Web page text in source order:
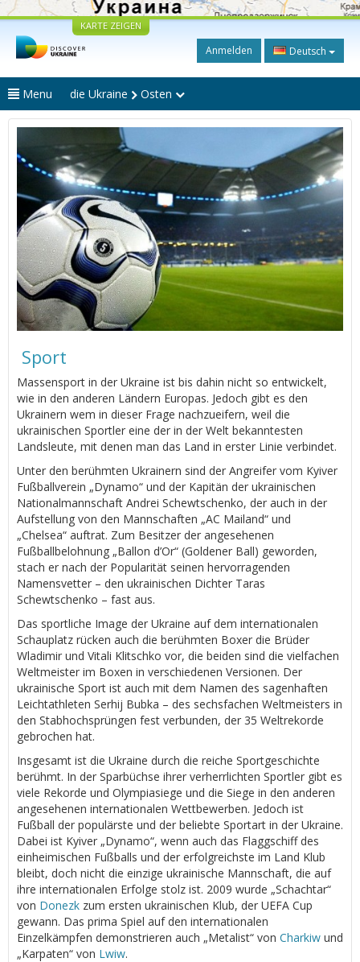
KARTE ZEIGEN
Anmelden Deutsch
Menu die Ukraine Osten
Sport
Massensport in der Ukraine ist bis dahin nicht so entwickelt,
wie in den anderen Ländern Europas. Jedoch gibt es den
Ukrainern wem in dieser Frage nachzueifern, weil die
ukrainischen Sportler eine der in der Welt bekanntesten
Landsleute, mit denen man das Land in erster Linie verbindet.
Unter den berühmten Ukrainern sind der Angreifer vom Kyiver
Fußballverein „Dynamo“ und der Kapitän der ukrainischen
Nationalmannschaft Andrei Schewtschenko, der auch in der
Aufstellung von den Mannschaften „AC Mailand“ und
„Chelsea“ auftrat. Zum Besitzer der angesehenen
Fußballbelohnung „Ballon d’Or“ (Goldener Ball) geworden,
stach er nach der Popularität seinen hervorragenden
Namensvetter – den ukrainischen Dichter Taras
Schewtschenko – fast aus.
Das sportliche Image der Ukraine auf dem internationalen
Schauplatz rücken auch die berühmten Boxer die Brüder
Wladimir und Vitali Klitschko vor, die beiden sind die vielfachen
Weltmeister im Boxen in verschiedenen Versionen. Der
ukrainische Sport ist auch mit dem Namen des sagenhaften
Leichtathleten Serhij Bubka – des sechsfachen Weltmeisters in
den Stabhochsprüngen fest verbunden, der 35 Weltrekorde
gebrochen hat.
Insgesamt ist die Ukraine durch die reiche Sportgeschichte
berühmt. In der Sparbüchse ihrer verherrlichten Sportler gibt es
viele Rekorde und Olympiasiege und die Siege in den anderen
angesehenen internationalen Wettbewerben. Jedoch ist
Fußball der populärste und der beliebte Sportart in der Ukraine.
Dabei ist Kyiver „Dynamo“, wenn auch das Flaggschiff des
einheimischen Fußballs und der erfolgreichste im Land Klub
bleibt, doch nicht die einzige ukrainische Mannschaft, die auf
ihre internationalen Erfolge stolz ist. 2009 wurde „Schachtar“
von Donezk zum ersten ukrainischen Klub, der UEFA Cup
gewann. Das prima Spiel auf den internationalen
Einzelkämpfen demonstrieren auch „Metalist“ von Charkiw und
„Karpaten“ von Lwiw.